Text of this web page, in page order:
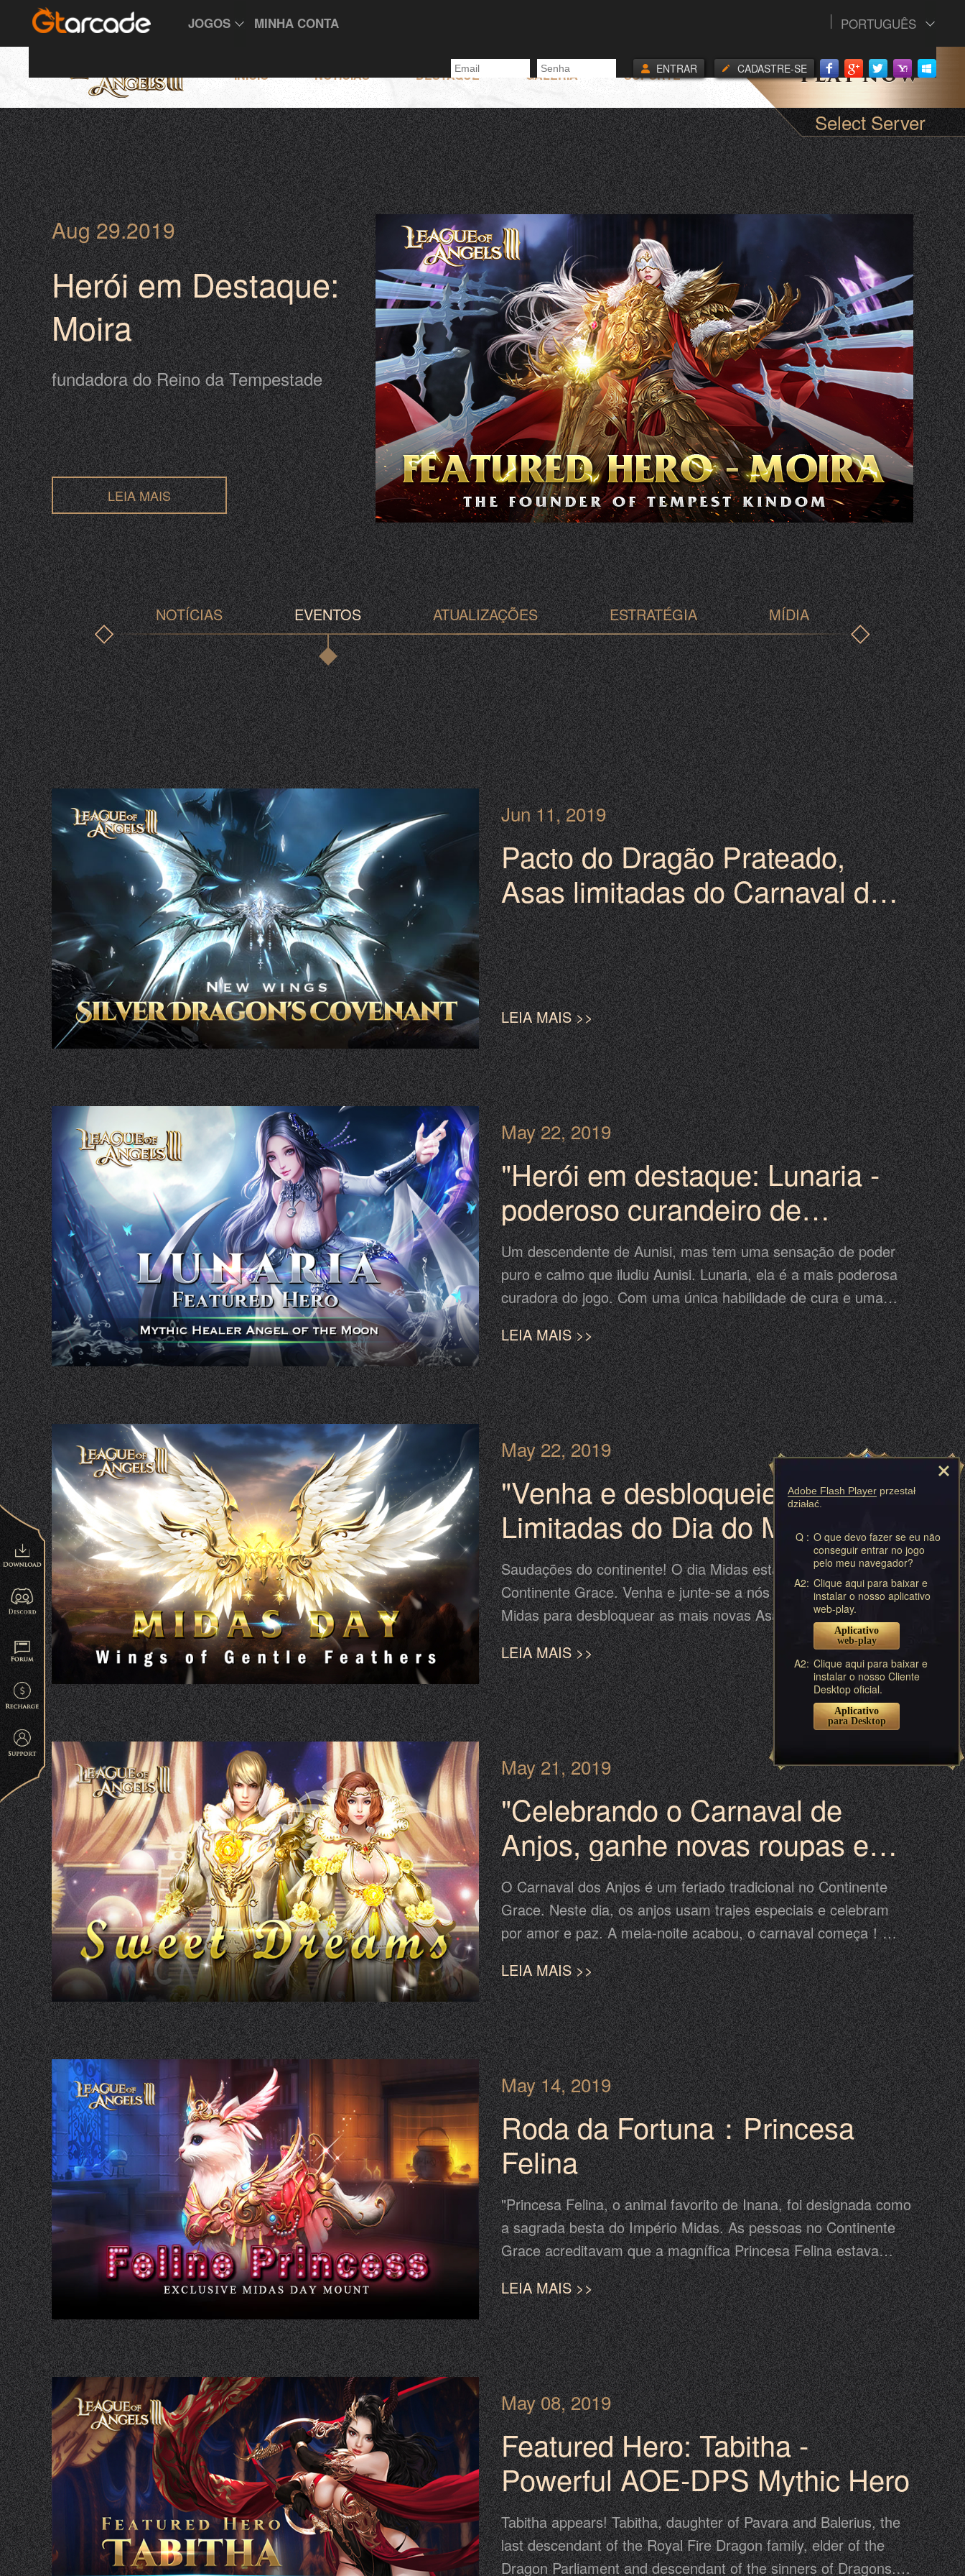
JOGOS MINHA CONTA PORTUGUÊS
CADASTRE-SE
ENTRAR
INÍCIO NOTÍCIAS DESTAQUE GALERIA SUPORTE
Select Server
Aug 29.2019
Herói em Destaque:
Moira
fundadora do Reino da Tempestade
LEIA MAIS
NOTÍCIAS EVENTOS ATUALIZAÇÕES ESTRATÉGIA MÍDIA
Jun 11, 2019
Pacto do Dragão Prateado,
Asas limitadas do Carnaval de
Anjo
LEIA MAIS >>
May 22, 2019
"Herói em destaque: Lunaria -
poderoso curandeiro de
recuperação de raiva
Um descendente de Aunisi, mas tem uma sensação de poder
puro e calmo que iludiu Aunisi. Lunaria, ela é a mais poderosa
curadora do jogo. Com uma única habilidade de cura e uma
habilidade de curar um grupo, a Lunaria pode recuperar todos
os aliados e obter uma enorme vantagem na batalha. O Lunaria
estará disponível no Evento Heró em Destaque de 20 a 23 de
maio. Esta é a melhor chance de obter o Herói Místico de Curar
com um grande desconto.
LEIA MAIS >>
May 22, 2019
"Venha e desbloqueie Asas
Limitadas do Dia do Midas:
Pena Suave
Saudações do continente! O dia Midas está chegando ao
Continente Grace. Venha e junte-se a nós a Festa do Dia do
Midas para desbloquear as mais novas Asas: Pena Suave! De
19 de maio a 23 de maio, Pena Suave pode ser obtida no
evento do Midas, não perca sua melhor chance de obter essas
asas poderosas para aumentar seu PB!
LEIA MAIS >>
May 21, 2019
"Celebrando o Carnaval de
Anjos, ganhe novas roupas e
acompanhantes!
O Carnaval dos Anjos é um feriado tradicional no Continente
Grace. Neste dia, os anjos usam trajes especiais e celebram
por amor e paz. A meia-noite acabou, o carnaval começa！
Vamos celebrar o Carnaval dos Anjos! De 8 de maio a 12 de
maio, os jogadores podem desbloquear os novos Roupas Doces
Sonhos e o novo Companheiro Lendário Falcão de Chama.
Venha para ganhar recompensas incríveis no jogo e explore
mais diversão na festa de Carnaval de Anjo.
LEIA MAIS >>
May 14, 2019
Roda da Fortuna：Princesa
Felina
"Princesa Felina, o animal favorito de Inana, foi designada como
a sagrada besta do Império Midas. As pessoas no Continente
Grace acreditavam que a magnífica Princesa Felina estava
ligada ao amor da mãe por seus filhos. Gradualmente, Princesa
Felina também se tornou o símbolo do Dia do Midas. Venha se
juntar a nós na festa do Dia do Midas, mostre sua sorte na
Roda da Fortuna! Terminar algumas tarefas diárias para ganhar
bilhetes de loteria WoF e girar para grandes recompensas. De
14 de maio a 16 de maio, esta é a melhor chance de ganhar a
limitada Princesa do Monte Felino.
LEIA MAIS >>
May 08, 2019
Featured Hero: Tabitha -
Powerful AOE-DPS Mythic Hero
Tabitha appears! Tabitha, daughter of Pavara and Balerius, the
last descendant of the Royal Fire Dragon family, elder of the
Dragon Parliament and descendant of the sinners of Dragons.
Adobe Flash Player przestał
działać.
Q : O que devo fazer se eu não
conseguir entrar no jogo
pelo meu navegador?
A2: Clique aqui para baixar e
instalar o nosso aplicativo
web-play.
Aplicativo
web-play
A2: Clique aqui para baixar e
instalar o nosso Cliente
Desktop oficial.
Aplicativo
para Desktop